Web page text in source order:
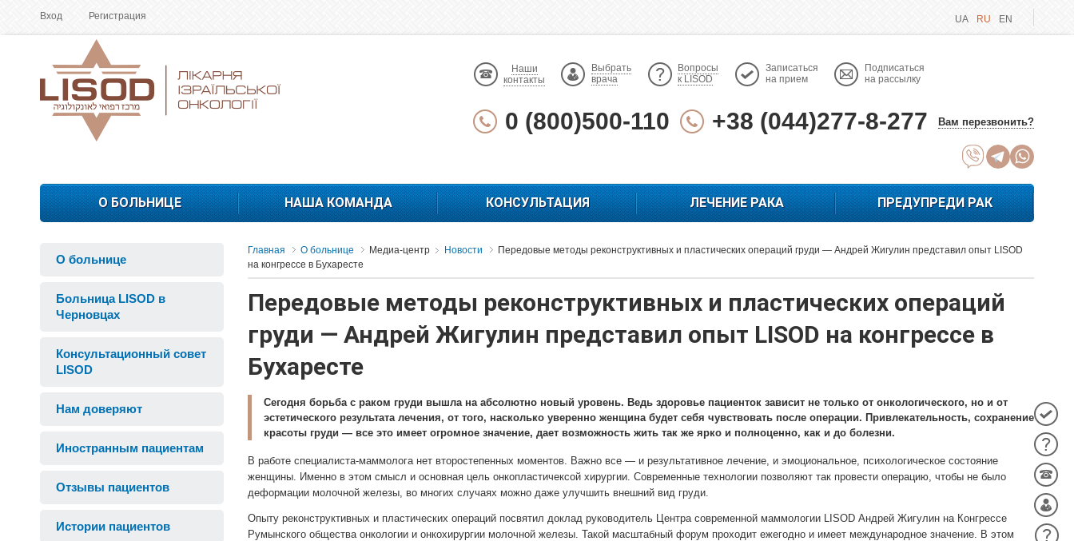
Вход Регистрация UA RU EN
Наши
контакты
Выбрать
врача
Вопросы
к LISOD
Записаться
на прием
Подписаться
на рассылку
0 (800)500-110 +38 (044)277-8-277 Вам перезвонить?
О БОЛЬНИЦЕ НАША КОМАНДА КОНСУЛЬТАЦИЯ ЛЕЧЕНИЕ РАКА ПРЕДУПРЕДИ РАК
О больнице
Больница LISOD в
Черновцах
Консультационный совет
LISOD
Нам доверяют
Иностранным пациентам
Отзывы пациентов
Истории пациентов
Главная О больнице Медиа-центр Новости
Передовые методы реконструктивных и пластических операций груди — Андрей Жигулин представил опыт LISOD
на конгрессе в Бухаресте
Передовые методы реконструктивных и пластических операций
груди — Андрей Жигулин представил опыт LISOD на конгрессе в
Бухаресте
Сегодня борьба с раком груди вышла на абсолютно новый уровень. Ведь здоровье пациенток зависит не только от онкологического, но и от
эстетического результата лечения, от того, насколько уверенно женщина будет себя чувствовать после операции. Привлекательность, сохранение
красоты груди — все это имеет огромное значение, дает возможность жить так же ярко и полноценно, как и до болезни.
В работе специалиста-маммолога нет второстепенных моментов. Важно все — и результативное лечение, и эмоциональное, психологическое состояние
женщины. Именно в этом смысл и основная цель онкопластичексой хирургии. Современные технологии позволяют так провести операцию, чтобы не было
деформации молочной железы, во многих случаях можно даже улучшить внешний вид груди.
Опыту реконструктивных и пластических операций посвятил доклад руководитель Центра современной маммологии LISOD Андрей Жигулин на Конгрессе
Румынского общества онкологии и онкохирургии молочной железы. Такой масштабный форум проходит ежегодно и имеет международное значение. В этом